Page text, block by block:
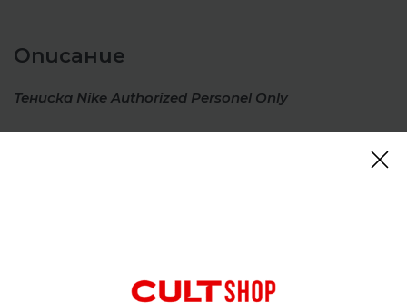
Описание
Тениска Nike Authorized Personel Only
Нищо не е по-приятно от класическа тениска.